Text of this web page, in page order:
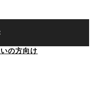
の方向け